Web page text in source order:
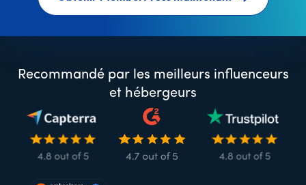
Recommandé par les meilleurs influenceurs
et hébergeurs